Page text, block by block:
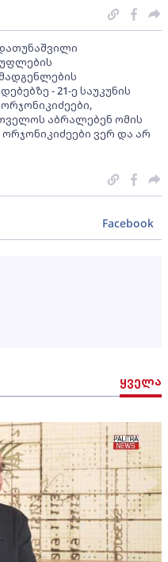
- 21-ე საუკუნის
აბრალებენ ომის
ორჯონიკიძეები ვერ და არ
ყველა
Facebook